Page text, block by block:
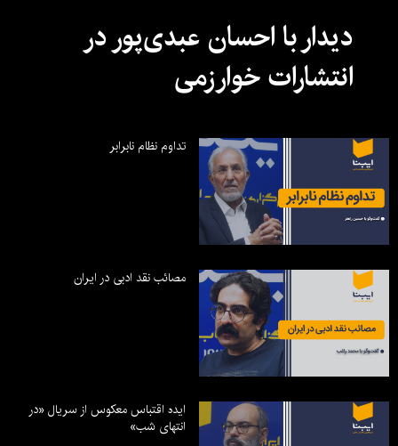
دیدار با احسان عبدی‌پور در
انتشارات خوارزمی
تداوم نظام نابرابر
مصائب نقد ادبی در ایران
ایده اقتباس معکوس از سریال «در
انتهای شب»